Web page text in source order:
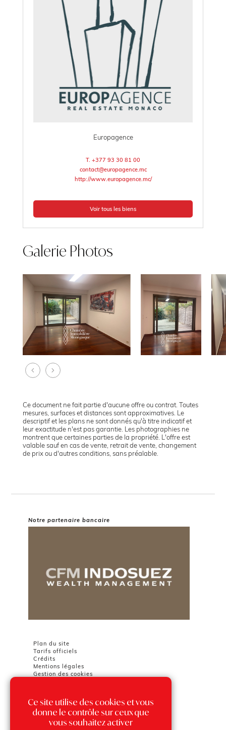
Europagence
T. +377 93 30 81 00
contact@europagence.mc
http://www.europagence.mc/
Voir tous les biens
Galerie Photos
Ce document ne fait partie d'aucune offre ou contrat. Toutes
mesures, surfaces et distances sont approximatives. Le
descriptif et les plans ne sont donnés qu'à titre indicatif et
leur exactitude n'est pas garantie. Les photographies ne
montrent que certaines parties de la propriété. L'offre est
valable sauf en cas de vente, retrait de vente, changement
de prix ou d'autres conditions, sans préalable.
Notre partenaire bancaire
Plan du site
Tarifs officiels
Crédits
Mentions légales
Gestion des cookies
Chambre Immobilière Monégasque
Tour Odéon
36 avenue de l'Annonciade
98000 MONACO
Ce site utilise des cookies et vous
donne le contrôle sur ceux que
vous souhaitez activer